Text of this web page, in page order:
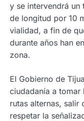
y se intervendrá
de longitud por 10
vialidad, a fin de
durante años han
zona.
El Gobierno de
ciudadanía a
rutas alternas, salir
respetar la